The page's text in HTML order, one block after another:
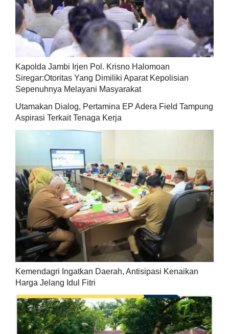
Kapolda Jambi Irjen Pol. Krisno Halomoan
Siregar:Otoritas Yang Dimiliki Aparat Kepolisian
Sepenuhnya Melayani Masyarakat
Utamakan Dialog, Pertamina EP Adera Field Tampung
Aspirasi Terkait Tenaga Kerja
Kemendagri Ingatkan Daerah, Antisipasi Kenaikan
Harga Jelang Idul Fitri